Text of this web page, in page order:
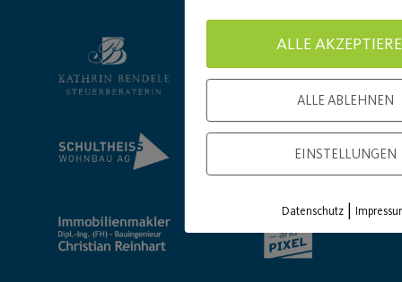
ALLE
ALLE ABLEHNEN
EINSTELLUNGEN
Datenschutz |